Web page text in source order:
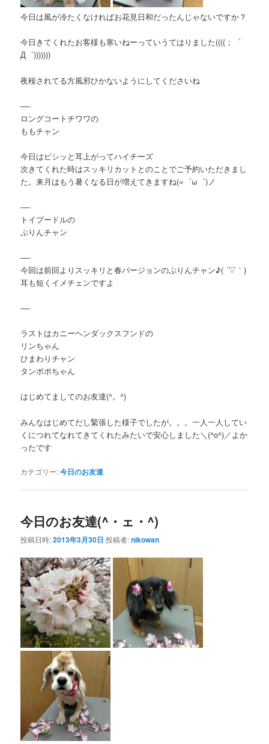
今日は風が冷たくなければお花見日和だったんじゃないですか？
今日きてくれたお客様も寒いねーっていうてはりました((((；゜
Д゜)))))))
夜桜されてる方風邪ひかないようにしてくださいね
—-
ロングコートチワワの
ももチャン
今日はピシッと耳上がってハイチーズ
次きてくれた時はスッキリカットとのことでご予約いただきまし
た。来月はもう暑くなる日が増えてきますね(=゜ω゜)ノ
—-
トイプードルの
ぷりんチャン
—-
今回は前回よりスッキリと春バージョンのぷりんチャン♪( ´▽｀)
耳も短くイメチェンですよ
—-
ラストはカニーヘンダックスフンドの
リンちゃん
ひまわりチャン
タンポポちゃん
はじめてましてのお友達(^。^)
みんなはじめてだし緊張した様子でしたが。。。一人一人してい
くにつれてなれてきてくれたみたいで安心しました＼(^o^)／よか
ったです
カテゴリー:今日のお友達
今日のお友達(^・ェ・^)
投稿日時:2013年3月30日 投稿者:nikowan